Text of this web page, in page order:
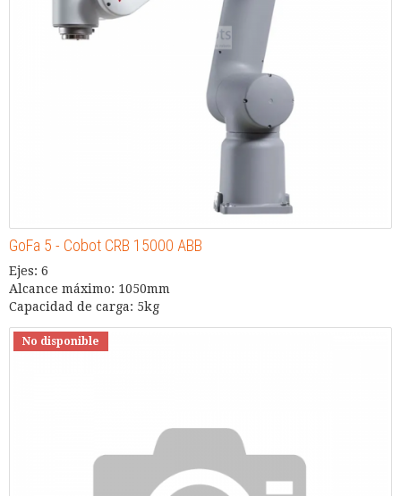
GoFa 5 - Cobot CRB 15000 ABB
Ejes: 6
Alcance máximo: 1050mm
Capacidad de carga: 5kg
No disponible